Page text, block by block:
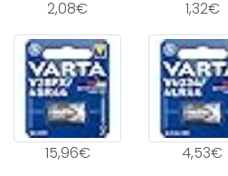
2,08€ 1,32€
15,96€ 4,53€